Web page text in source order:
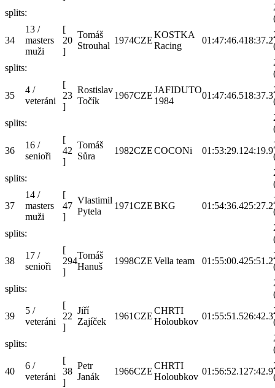
splits:
34
13 /
masters
muži
[
20
]
Tomáš
Strouhal
1974CZE
KOSTKA
Racing
01:47:46.418:37.2
splits:
35
4 /
veteráni
[
23
]
Rostislav
Točík
1967CZE
JAFIDUTO
1984
01:47:46.518:37.3
splits:
36
16 /
senioři
[
42
]
Tomáš
Sůra
1982CZECOCONi 01:53:29.1 24:19.9
splits:
37
14 /
masters
muži
[
47
]
Vlastimil
Pytela
1971CZEBKG 01:54:36.425:27.2
splits:
38
17 /
senioři
[
294
]
Tomáš
Hanuš
1998CZEVella team 01:55:00.425:51.2
splits:
39
5 /
veteráni
[
22
]
Jiří
Zajíček
1961CZE
CHRTI
Holoubkov
01:55:51.526:42.3
splits:
40
6 /
veteráni
[
38
]
Petr
Janák
1966CZE
CHRTI
Holoubkov
01:56:52.1 27:42.9